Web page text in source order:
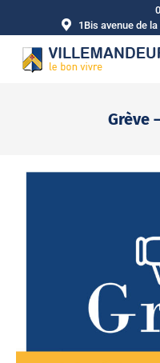
1Bis avenue de
Grève